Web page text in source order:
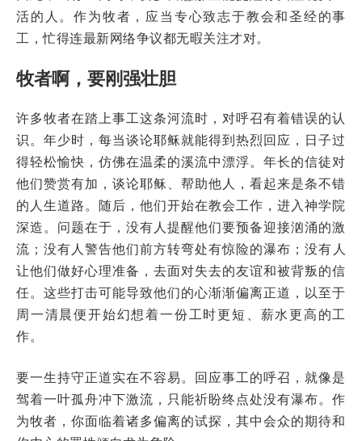
活的人。作为牧者，应当专心致志于教会和圣经的事
工，忙得连最新网络争议都无暇关注才对。
牧者啊，要刚强壮胆
许多牧者在踏上事工这条河流时，对呼召有着错误的认
识。年少时，每当谈论耶稣就能得到热烈回应，日子过
得轻松愉快，仿佛在温柔的溪流中漂浮。年长的信徒对
他们赞赏有加，谈论耶稣、帮助他人，看起来是条不错
的人生道路。随后，他们开始在教会工作，进入神学院
深造。问题在于，没有人提醒他们要预备迎接汹涌的激
流；没有人警告他们前方转弯处有惊险的瀑布；没有人
让他们做好心理准备，去面对失去的友谊和被背叛的信
任。这些打击可能导致他们的心渐渐偏离正道，以至于
周一清晨便开始幻想着一份工时更短、薪水更高的工
作。
要一生持守正道实在不容易。回应事工的呼召，就像是
驾着一叶孤舟冲下激流，只能祈盼终点处没有瀑布。作
为牧者，你面临着诸多偏离的试探，其中会众的期待和